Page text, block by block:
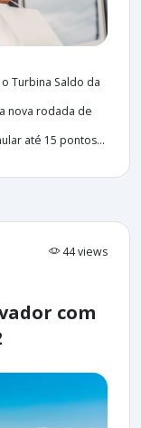
Turbina Saldo da
nova rodada de
até 15 pontos...
44 views
com